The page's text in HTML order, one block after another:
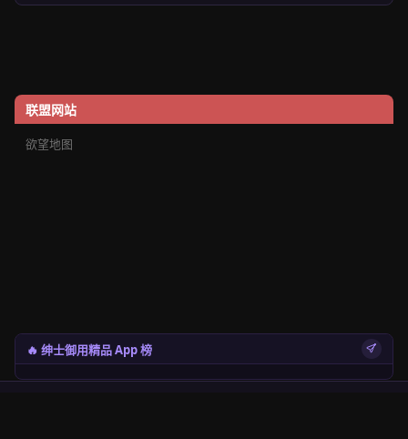
联盟网站
欲望地图
🔥 绅士御用精品 App 榜